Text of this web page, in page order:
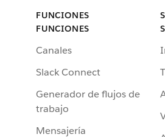
FUNCIONES
FUNCIONES
Canales
Slack Connect
Generador de flujos de
trabajo
Mensajería